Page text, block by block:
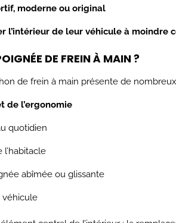
moderne ou original
l’intérieur de leur véhicule à moindre
DE FREIN À MAIN ?
de frein à main présente de
de l’ergonomie
quotidien
l’habitacle
abîmée ou glissante
véhicule